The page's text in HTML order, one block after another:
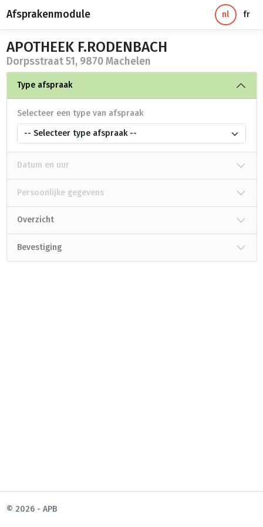
Afsprakenmodule nl fr
APOTHEEK F.RODENBACH
Dorpsstraat 51, 9870 Machelen
Type afspraak
Selecteer een type van afspraak
-- Selecteer type afspraak --
Datum en uur
Persoonlijke gegevens
Overzicht
Bevestiging
© 2026 - APB